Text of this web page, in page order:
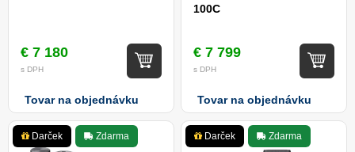
€ 7 180
s DPH
Tovar na objednávku
100C
€ 7 799
s DPH
Tovar na objednávku
Darček Zdarma Darček Zdarma